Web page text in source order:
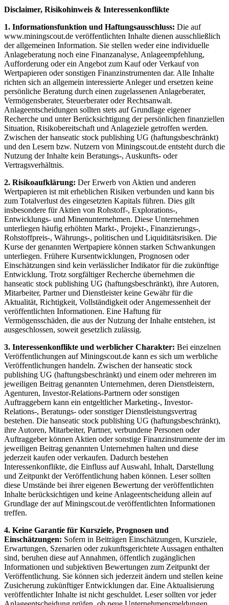
Disclaimer, Risikohinweis & Interessenkonflikte
1. Informationsfunktion und Haftungsausschluss: Die auf
www.miningscout.de veröffentlichten Inhalte dienen ausschließlich
der allgemeinen Information. Sie stellen weder eine individuelle
Anlageberatung noch eine Finanzanalyse, Anlageempfehlung,
Aufforderung oder ein Angebot zum Kauf oder Verkauf von
Wertpapieren oder sonstigen Finanzinstrumenten dar. Alle Inhalte
richten sich an allgemein interessierte Anleger und ersetzen keine
persönliche Beratung durch einen zugelassenen Anlageberater,
Vermögensberater, Steuerberater oder Rechtsanwalt.
Anlageentscheidungen sollten stets auf Grundlage eigener
Recherche und unter Berücksichtigung der persönlichen finanziellen
Situation, Risikobereitschaft und Anlageziele getroffen werden.
Zwischen der hanseatic stock publishing UG (haftungsbeschränkt)
und den Lesern bzw. Nutzern von Miningscout.de entsteht durch die
Nutzung der Inhalte kein Beratungs-, Auskunfts- oder
Vertragsverhältnis.
2. Risikoaufklärung: Der Erwerb von Aktien und anderen
Wertpapieren ist mit erheblichen Risiken verbunden und kann bis
zum Totalverlust des eingesetzten Kapitals führen. Dies gilt
insbesondere für Aktien von Rohstoff-, Explorations-,
Entwicklungs- und Minenunternehmen. Diese Unternehmen
unterliegen häufig erhöhten Markt-, Projekt-, Finanzierungs-,
Rohstoffpreis-, Währungs-, politischen und Liquiditätsrisiken. Die
Kurse der genannten Wertpapiere können starken Schwankungen
unterliegen. Frühere Kursentwicklungen, Prognosen oder
Einschätzungen sind kein verlässlicher Indikator für die zukünftige
Entwicklung. Trotz sorgfältiger Recherche übernehmen die
hanseatic stock publishing UG (haftungsbeschränkt), ihre Autoren,
Mitarbeiter, Partner und Dienstleister keine Gewähr für die
Aktualität, Richtigkeit, Vollständigkeit oder Angemessenheit der
veröffentlichten Informationen. Eine Haftung für
Vermögensschäden, die aus der Nutzung der Inhalte entstehen, ist
ausgeschlossen, soweit gesetzlich zulässig.
3. Interessenkonflikte und werblicher Charakter: Bei einzelnen
Veröffentlichungen auf Miningscout.de kann es sich um werbliche
Veröffentlichungen handeln. Zwischen der hanseatic stock
publishing UG (haftungsbeschränkt) und einem oder mehreren im
jeweiligen Beitrag genannten Unternehmen, deren Dienstleistern,
Agenturen, Investor-Relations-Partnern oder sonstigen
Auftraggebern kann ein entgeltlicher Marketing-, Investor-
Relations-, Beratungs- oder sonstiger Dienstleistungsvertrag
bestehen. Die hanseatic stock publishing UG (haftungsbeschränkt),
ihre Autoren, Mitarbeiter, Partner, verbundene Personen oder
Auftraggeber können Aktien oder sonstige Finanzinstrumente der im
jeweiligen Beitrag genannten Unternehmen halten und diese
jederzeit kaufen oder verkaufen. Dadurch bestehen
Interessenkonflikte, die Einfluss auf Auswahl, Inhalt, Darstellung
und Zeitpunkt der Veröffentlichung haben können. Leser sollten
diese Umstände bei ihrer eigenen Bewertung der veröffentlichten
Inhalte berücksichtigen und keine Anlageentscheidung allein auf
Grundlage der auf Miningscout.de veröffentlichten Informationen
treffen.
4. Keine Garantie für Kursziele, Prognosen und
Einschätzungen: Sofern in Beiträgen Einschätzungen, Kursziele,
Erwartungen, Szenarien oder zukunftsgerichtete Aussagen enthalten
sind, beruhen diese auf Annahmen, öffentlich zugänglichen
Informationen und subjektiven Bewertungen zum Zeitpunkt der
Veröffentlichung. Sie können sich jederzeit ändern und stellen keine
Zusicherung zukünftiger Entwicklungen dar. Eine Aktualisierung
veröffentlichter Inhalte ist nicht geschuldet. Leser sollten vor jeder